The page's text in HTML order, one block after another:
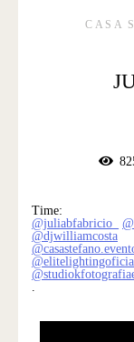
CASA
Time:
@juliabfabricio_
@djwilliamcosta
.